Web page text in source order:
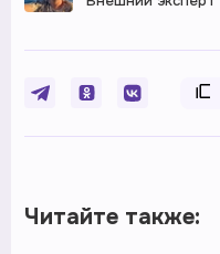
Читайте также: